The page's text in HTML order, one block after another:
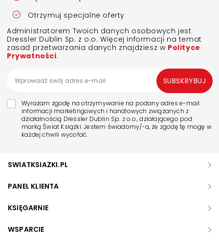
Otrzymuj specjalne oferty
Administratorem Twoich danych osobowych jest
Dressler Dublin Sp. z o.o. Więcej informacji na temat
zasad przetwarzania danych znajdziesz w Polityce
Prywatności.
Wyrażam zgodę na otrzymywanie na podany adres e-mail
informacji marketingowych i handlowych związanych z
działalnością Dressler Dublin Sp. z o.o., działającego pod
marką Świat Książki. Jestem świadomy/-a, że zgodę tę mogę w
każdej chwili wycofać.
SUBSKRYBUJ
SWIATKSIAZKI.PL
PANEL KLIENTA
KSIĘGARNIE
WSPARCIE